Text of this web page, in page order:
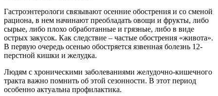
Гастроэнтерологи связывают осенние обострения и со сменой
рациона, в нем начинают преобладать овощи и фрукты, либо
сырые, либо плохо обработанные и грязные, либо в виде
острых закусок. Как следствие – частые обострения «живота».
В первую очередь осенью обостряется язвенная болезнь 12-
перстной кишки и желудка.
Людям с хроническими заболеваниями желудочно-кишечного
тракта важно помнить об этой сезонности. В этот период
особенно актуальна профилактика.